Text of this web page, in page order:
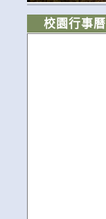
校園行事曆